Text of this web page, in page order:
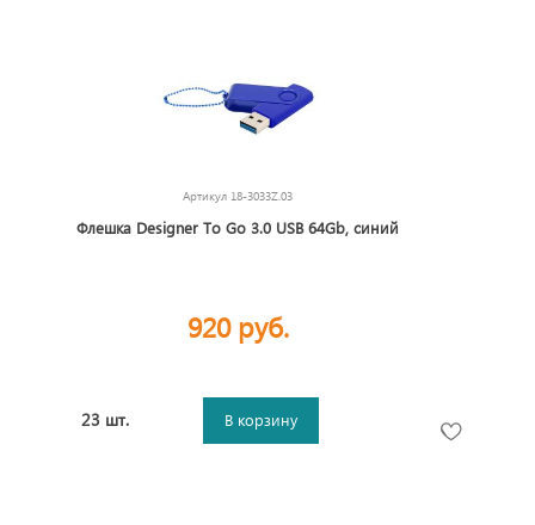
Артикул 18-3033Z.03
Флешка Designer To Go 3.0 USB 64Gb, синий
920 руб.
23 шт. В корзину